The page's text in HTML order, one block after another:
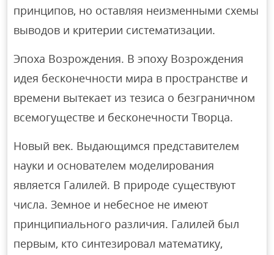
принципов, но оставляя неизменными схемы
выводов и критерии систематизации.
Эпоха Возрождения. В эпоху Возрождения
идея бесконечности мира в пространстве и
времени вытекает из тезиса о безграничном
всемогуществе и бесконечности Творца.
Новый век. Выдающимся представителем
науки и основателем моделирования
является Галилей. В природе существуют
числа. Земное и небесное не имеют
принципиального различия. Галилей был
первым, кто синтезировал математику,